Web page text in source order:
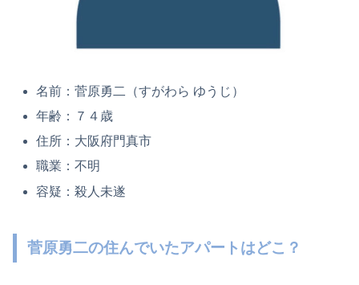
名前：菅原勇二（すがわら ゆうじ）
年齢：７４歳
住所：大阪府門真市
職業：不明
容疑：殺人未遂
菅原勇二の住んでいたアパートはどこ？